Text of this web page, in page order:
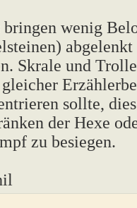
wenig
abgelenkt
Skrale und
sollte,
der Hexe
zu besiegen.